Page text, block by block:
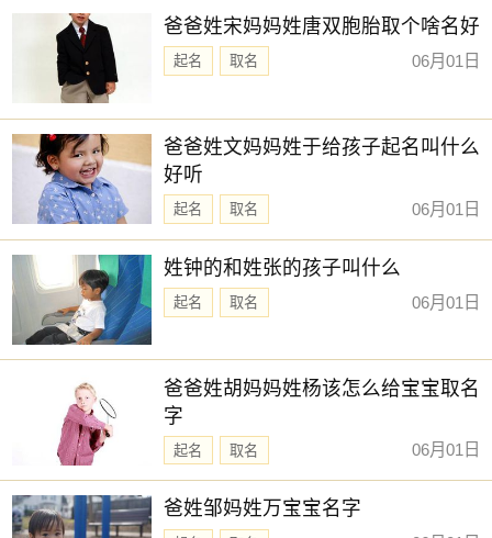
【与夏】 【妙桐】 【可贞】 【童夕】
【曼婷】 【芷熙】 【亦闲】 【曼雪】
【文墨】 【诗暮】 【书娴】 【晶菲】
赐子好名，能伴子一生。想给宝宝取一个好名字吗？选
择下方的【宝宝起名】，为孩子起一个吉利的好名字吧。
爸爸姓宋妈妈姓唐双胞胎取个啥名好
起名 取名 06月01日
爸爸姓文妈妈姓于给孩子起名叫什么
好听
起名 取名 06月01日
姓钟的和姓张的孩子叫什么
起名 取名 06月01日
爸爸姓胡妈妈姓杨该怎么给宝宝取名
字
起名 取名 06月01日
爸姓邹妈姓万宝宝名字